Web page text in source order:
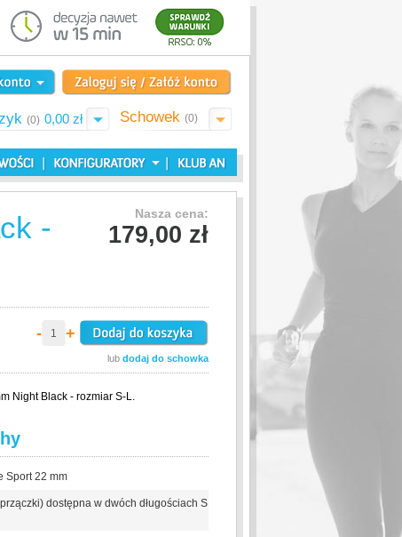
(0) 0,00 zł Schowek (0)
Nasza cena:
179,00 zł
-
- +
lub dodaj do schowka
Night Black - rozmiar S-L.
Sport 22 mm
dostępna w dwóch długościach S